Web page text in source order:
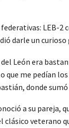
LEB-2
darle un
León era
me pedían
donde sumó
a su
veterano